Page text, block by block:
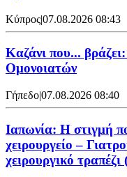
Κύπρος|07.08.2026 08:43
Καζάνι που...
Ομονοιατών
Γήπεδο|07.08.2026 08:40
Ιαπωνία: Η στιγμή
χειρουργείο –
χειρουργικό τραπέζι